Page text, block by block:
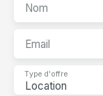
Nom
Email
Location
Type d'offre